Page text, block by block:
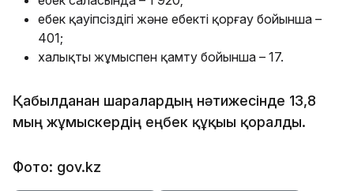
еңбек қауіпсіздігі және еңбекті қорғау бойынша –
401;
халықты жұмыспен қамту бойынша – 17.
Қабылданған шаралардың нәтижесінде 13,8
мың жұмыскердің еңбек құқығы қорғалды.
Фото: gov.kz